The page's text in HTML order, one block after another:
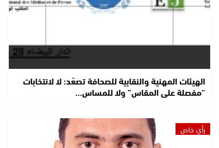
الهيئات المهنية والنقابية للصحافة تصعّد: لا لانتخابات
“مفصلة على المقاس” ولا للمساس…
رأي خاص